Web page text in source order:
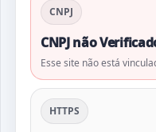
CNPJ
CNPJ não
Esse site não está
HTTPS